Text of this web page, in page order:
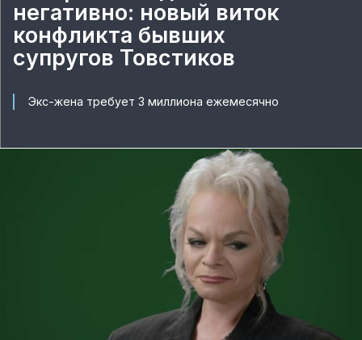
негативно: новый виток
конфликта бывших
супругов Товстиков
Экс-жена требует 3 миллиона ежемесячно